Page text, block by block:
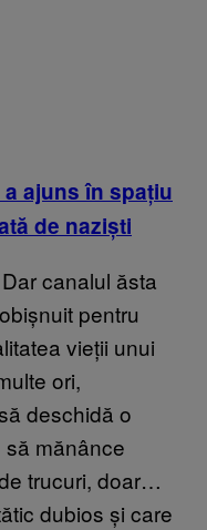
ajuns în spațiu
de naziști
canalul ăsta
pentru
vieții unui
ori,
deschidă o
mănânce
trucuri, doar…
dubios și care